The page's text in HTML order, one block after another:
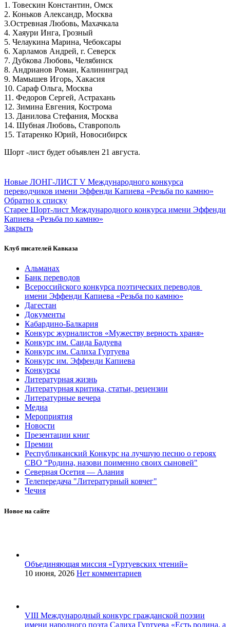
1. Товескин Константин, Омск
2. Коньков Александр, Москва
3.Остревная Любовь, Махачкала
4. Хаяури Инга, Грозный
5. Челаукина Марина, Чебоксары
6. Харламов Андрей, г. Северск
7. Дубкова Любовь, Челябинск
8. Андрианов Роман, Калининград
9. Мамышев Игорь, Хакасия
10. Сараф Ольга, Москва
11. Федоров Сергей, Астрахань
12. Зимина Евгения, Кострома
13. Данилова Стефания, Москва
14. Шубная Любовь, Ставрополь
15. Татаренко Юрий, Новосибирск
Шорт -лист будет объявлен 21 августа.
Новые ЛОНГ-ЛИСТ V Международного конкурса
переводчиков имени Эффенди Капиева «Резьба по камню»
Обратно к списку
Старее Шорт-лист Международного конкурса имени Эффенди
Капиева «Резьба по камню»
Закрыть
Клуб писателей Кавказа
Альманах
Банк переводов
Всероссийского конкурса поэтических переводов
имени Эффенди Капиева «Резьба по камню»
Дагестан
Документы
Кабардино-Балкария
Конкурс журналистов «Мужеству верность храня»
Конкурс им. Саида Бадуева
Конкурс им. Салиха Гуртуева
Конкурс им. Эффенди Капиева
Конкурсы
Литературная жизнь
Литературная критика, статьи, рецензии
Литературные вечера
Медиа
Мероприятия
Новости
Презентации книг
Премии
Республиканский Конкурс на лучшую песню о героях
СВО “Родина, назови поименно своих сыновей"
Северная Осетия — Алания
Телепередача "Литературный ковчег"
Чечня
Новое на сайте
Объединяющая миссия «Гуртуевских чтений»
10 июня, 2026 Нет комментариев
VIII Международный конкурс гражданской поэзии
имени народного поэта Салиха Гуртуева «Есть родина, а